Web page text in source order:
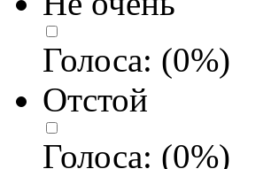
Голоса: (0%)
Отстой
Голоса: (0%)